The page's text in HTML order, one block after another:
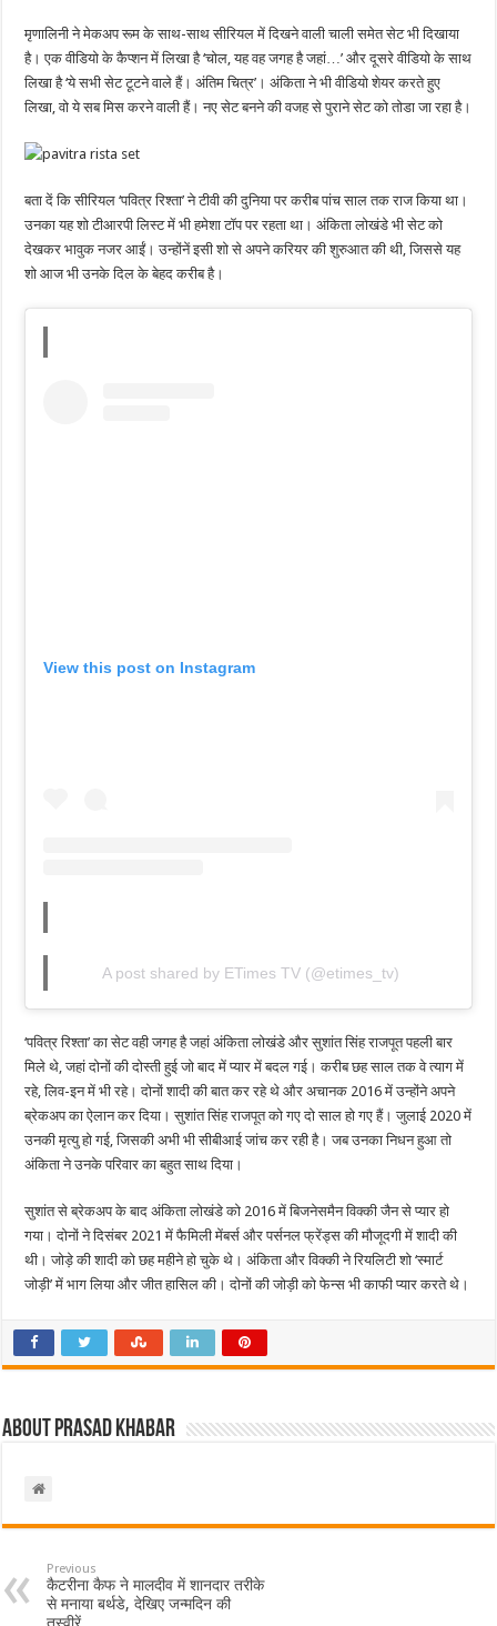
मृणालिनी ने मेकअप रूम के साथ-साथ सीरियल में दिखने वाली चाली समेत सेट भी दिखाया
है। एक वीडियो के कैप्शन में लिखा है ‘चोल, यह वह जगह है जहां…’ और दूसरे वीडियो के साथ
लिखा है ‘ये सभी सेट टूटने वाले हैं। अंतिम चित्र’। अंकिता ने भी वीडियो शेयर करते हुए
लिखा, वो ये सब मिस करने वाली हैं। नए सेट बनने की वजह से पुराने सेट को तोडा जा रहा है।
बता दें कि सीरियल ‘पवित्र रिश्ता’ ने टीवी की दुनिया पर करीब पांच साल तक राज किया था।
उनका यह शो टीआरपी लिस्ट में भी हमेशा टॉप पर रहता था। अंकिता लोखंडे भी सेट को
देखकर भावुक नजर आईं। उन्होंनें इसी शो से अपने करियर की शुरुआत की थी, जिससे यह
शो आज भी उनके दिल के बेहद करीब है।
View this post on Instagram
A post shared by ETimes TV (@etimes_tv)
‘पवित्र रिश्ता’ का सेट वही जगह है जहां अंकिता लोखंडे और सुशांत सिंह राजपूत पहली बार
मिले थे, जहां दोनों की दोस्ती हुई जो बाद में प्यार में बदल गई। करीब छह साल तक वे त्याग में
रहे, लिव-इन में भी रहे। दोनों शादी की बात कर रहे थे और अचानक 2016 में उन्होंने अपने
ब्रेकअप का ऐलान कर दिया। सुशांत सिंह राजपूत को गए दो साल हो गए हैं। जुलाई 2020 में
उनकी मृत्यु हो गई, जिसकी अभी भी सीबीआई जांच कर रही है। जब उनका निधन हुआ तो
अंकिता ने उनके परिवार का बहुत साथ दिया।
सुशांत से ब्रेकअप के बाद अंकिता लोखंडे को 2016 में बिजनेसमैन विक्की जैन से प्यार हो
गया। दोनों ने दिसंबर 2021 में फैमिली मेंबर्स और पर्सनल फ्रेंड्स की मौजूदगी में शादी की
थी। जोड़े की शादी को छह महीने हो चुके थे। अंकिता और विक्की ने रियलिटी शो ‘स्मार्ट
जोड़ी’ में भाग लिया और जीत हासिल की। दोनों की जोड़ी को फेन्स भी काफी प्यार करते थे।
About Prasad Khabar
Previous
कैटरीना कैफ ने मालदीव में शानदार तरीके
से मनाया बर्थडे, देखिए जन्मदिन की